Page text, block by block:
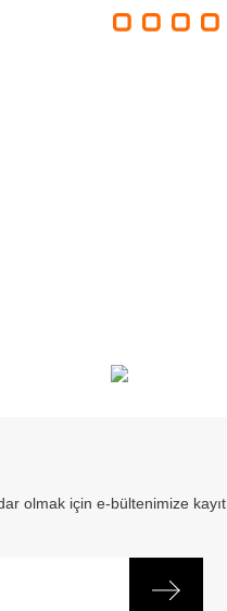
olmak için e-bültenimize kayıt